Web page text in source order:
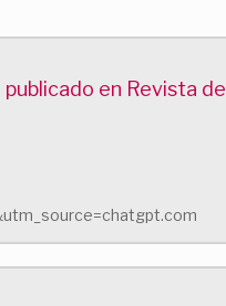
en Revista de